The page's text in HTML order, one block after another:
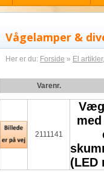
Vågelamper &
Her er du: Forside » El
Varenr.
2111141
(LED